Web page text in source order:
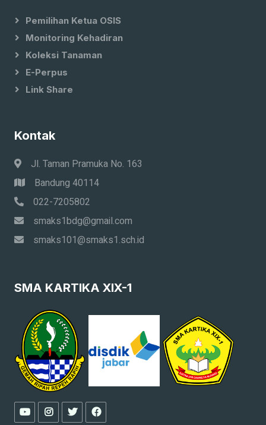
Pemilihan Ketua OSIS
Monitoring Kehadiran
Koleksi Tanaman
E-Perpus
Link Share
Kontak
Jl. Taman Pramuka No. 163
Bandung 40114
022-7205802
smaks1bdg@gmail.com
smaks101@smaks1.sch.id
SMA KARTIKA XIX-1